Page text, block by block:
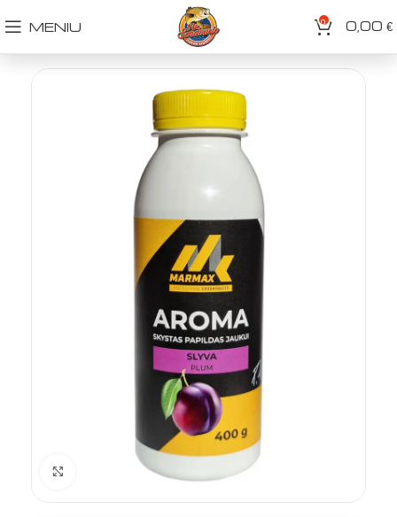
MENIU 0 0,00 €
Spustelėkite norėdami padidinti